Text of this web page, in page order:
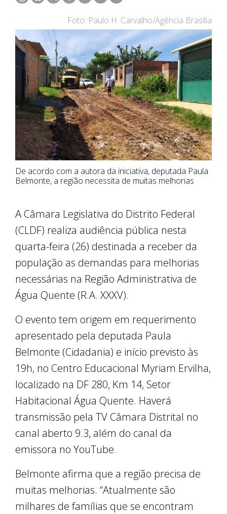
Foto: Paulo H. Carvalho/Agência Brasília
De acordo com a autora da iniciativa, deputada Paula
Belmonte, a região necessita de muitas melhorias
A Câmara Legislativa do Distrito Federal
(CLDF) realiza audiência pública nesta
quarta-feira (26) destinada a receber da
população as demandas para melhorias
necessárias na Região Administrativa de
Água Quente (R.A. XXXV).
O evento tem origem em requerimento
apresentado pela deputada Paula
Belmonte (Cidadania) e início previsto às
19h, no Centro Educacional Myriam Ervilha,
localizado na DF 280, Km 14, Setor
Habitacional Água Quente. Haverá
transmissão pela TV Câmara Distrital no
canal aberto 9.3, além do canal da
emissora no YouTube.
Belmonte afirma que a região precisa de
muitas melhorias. “Atualmente são
milhares de famílias que se encontram